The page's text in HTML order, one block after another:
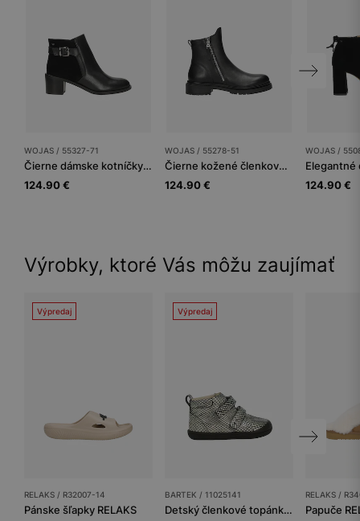
WOJAS / 55327-71
Čierne dámske kotníčky z kombinovaných koží
124.90 €
WOJAS / 55278-51
Čierne kožené členkové topánky na zips
124.90 €
WOJAS /
124.90 €
Výrobky, ktoré Vás môžu zaujímať
Výpredaj
RELAKS / R32007-14
Pánske šľapky RELAKS
Výpredaj
BARTEK / 11025141
Detský členkové topánky BARTEK
RELAKS /
Papuče